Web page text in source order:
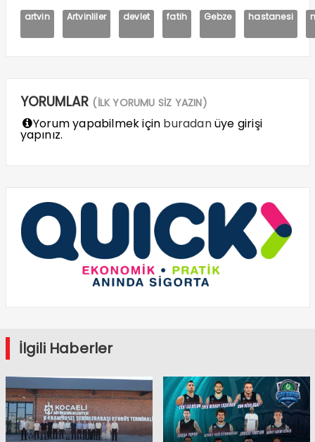
artvin Artvinliler devlet fatih Gebze hastanesi
YORUMLAR (İLK YORUMU SİZ YAZIN)
Yorum yapabilmek için buradanüye girişi
yapınız.
İlgili Haberler